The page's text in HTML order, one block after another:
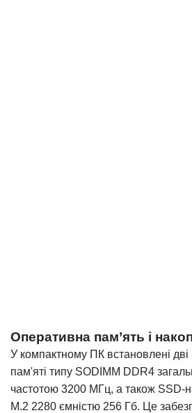
Оперативна пам’ять і
У компактному ПК встановлені
пам'яті типу SODIMM DDR4
частотою 3200 МГц, а також SSD-
M.2 2280 ємністю 256 Гб. Це